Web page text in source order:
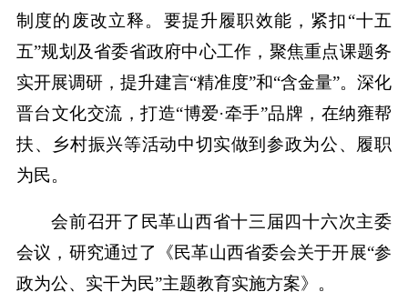
制度的废改立释。要提升履职效能，紧扣“十五
五”规划及省委省政府中心工作，聚焦重点课题务
实开展调研，提升建言“精准度”和“含金量”。深化
晋台文化交流，打造“博爱·牵手”品牌，在纳雍帮
扶、乡村振兴等活动中切实做到参政为公、履职
为民。
会前召开了民革山西省十三届四十六次主委
会议，研究通过了《民革山西省委会关于开展“参
政为公、实干为民”主题教育实施方案》。